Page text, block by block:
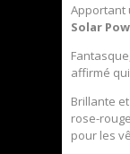
Apportant
Solar
affirmé
Brillante
rose-
pour les